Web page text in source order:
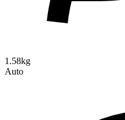
1.58kg
Auto